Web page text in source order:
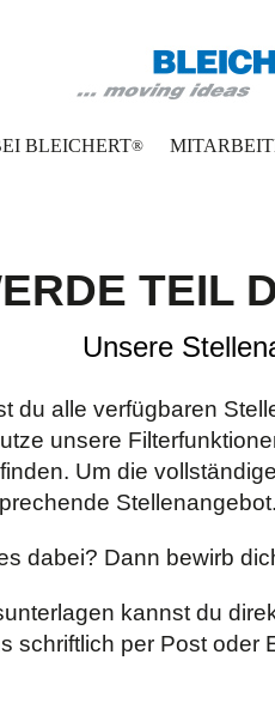
BLEICHERT®
TEIL
Unsere
du alle verfügbaren
unsere
Um die
Stellenangebot.
dabei? Dann bewirb
kannst du
schriftlich per Post oder